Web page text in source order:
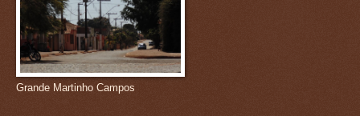
Grande Martinho Campos